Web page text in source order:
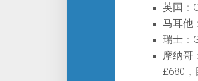
英国：
马耳他
瑞士：
摩纳哥
£680，